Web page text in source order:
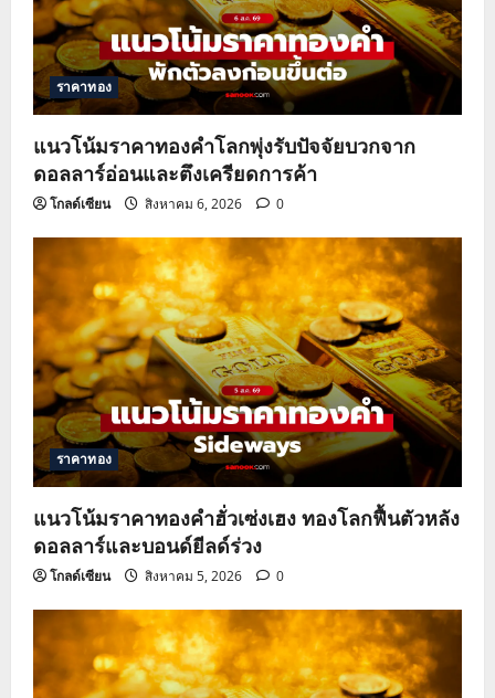
ราคาทอง
แนวโน้มราคาทองคำโลกพุ่งรับปัจจัยบวกจาก
ดอลลาร์อ่อนและตึงเครียดการค้า
โกลด์เซียน สิงหาคม 6, 2026 0
ราคาทอง
แนวโน้มราคาทองคำฮั่วเซ่งเฮง ทองโลกฟื้นตัวหลัง
ดอลลาร์และบอนด์ยีลด์ร่วง
โกลด์เซียน สิงหาคม 5, 2026 0